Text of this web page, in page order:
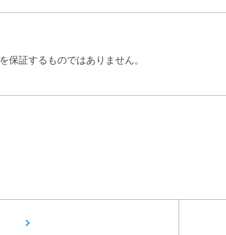
証するものではありません。